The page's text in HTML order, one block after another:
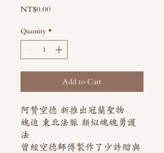
NT$0.00Price
Quantity *
Add to Cart
阿贊空德 新推出冠蘭聖物
魄迫 東北法脈 類似魂魄勇護
法
曾經空德師傅製作了少許贈與